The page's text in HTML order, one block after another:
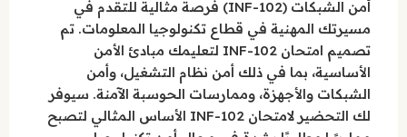
أمن الشبكات (INF-102) فرصة مثالية للتقدم في
مسيرتك المهنية في قطاع تكنولوجيا المعلومات. تم
تصميم امتحان INF-102 لتعليمك مبادئ الأمن
الأساسية، بما في ذلك أمن نظام التشغيل، وأمن
الشبكات والأجهزة، وممارسات الحوسبة الآمنة. سيوفر
لك التحضير لامتحان INF-102 الأساس المثالي لتصبح